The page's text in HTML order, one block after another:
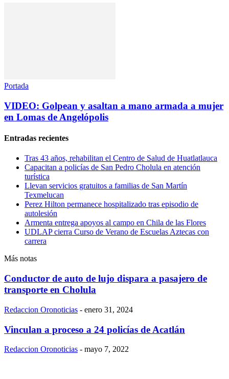
Portada
VIDEO: Golpean y asaltan a mano armada a mujer
en Lomas de Angelópolis
Entradas recientes
Tras 43 años, rehabilitan el Centro de Salud de Huatlatlauca
Capacitan a policías de San Pedro Cholula en atención
turística
Llevan servicios gratuitos a familias de San Martín
Texmelucan
Perez Hilton permanece hospitalizado tras episodio de
autolesión
Armenta entrega apoyos al campo en Chila de las Flores
UDLAP cierra Curso de Verano de Escuelas Aztecas con
carrera
Más notas
Conductor de auto de lujo dispara a pasajero de
transporte en Cholula
Redaccion Oronoticias - enero 31, 2024
Vinculan a proceso a 24 policías de Acatlán
Redaccion Oronoticias - mayo 7, 2022